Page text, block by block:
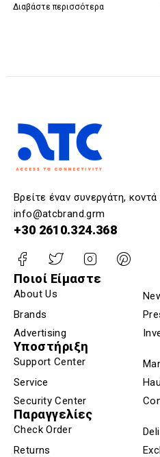
Διαβάστε περισσότερα
Βρείτε έναν συνεργάτη, κοντά
info@atcbrand.grm
+30 2610.324.368
Ποιοί Είμαστε
About Us
Brands
Advertising
Υποστήριξη
Support Center
Service
Security Center
Παραγγελίες
Check Order
Returns